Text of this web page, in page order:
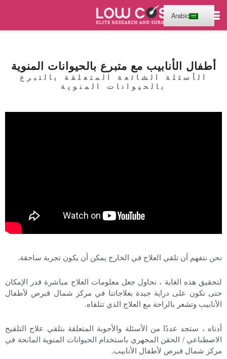
أطفال الأنابيب مع متبرع بالحيوانات المنوية
الأسئلة الشائعة المتعلقة بالتبرع
بالحيوانات المنوية
نحن نتفهم أن تلقي العلاج في الخارج يمكن أن يكون تجربة ساحقة.
لتحقيق هذه الغاية ، نحاول جعل معلومات العلاج مباشرة قدر الإمكان
حتى تكون على دراية جيدة بعلاجاتنا في مركز شمال قبرص لأطفال
الأنابيب وتشعر بالراحة مع العلاج الذي تتلقاه.
أدناه ، ستجد عددًا من الأسئلة والأجوبة المتعلقة بتلقي علاج التلقيح
الاصطناعي / الحقن المجهري باستخدام الحيوانات المنوية المانحة في
مركز شمال قبرص لأطفال الأنابيب.
Arabic